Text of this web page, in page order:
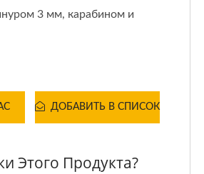
3 мм, карабином и
ДОБАВИТЬ В СПИСОК
Этого Продукта?